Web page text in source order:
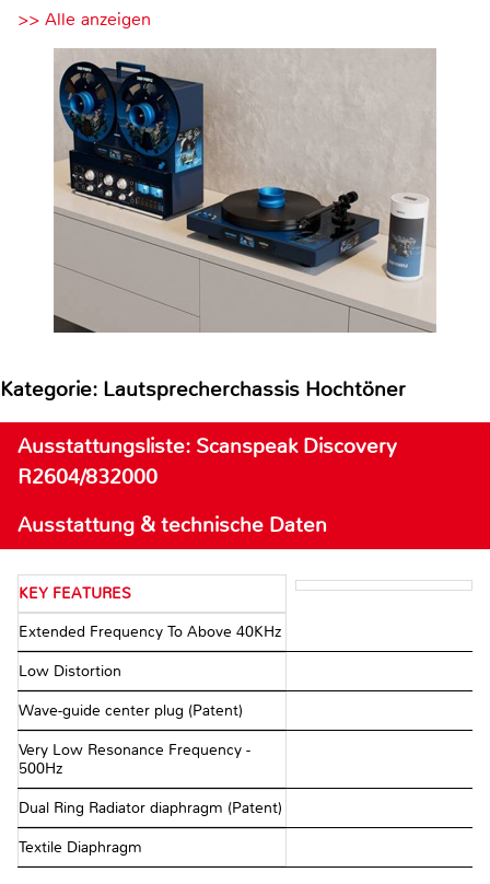
>> Alle anzeigen
Kategorie: Lautsprecherchassis Hochtöner
Ausstattungsliste: Scanspeak Discovery
R2604/832000
Ausstattung & technische Daten
KEY FEATURES
Extended Frequency To Above 40KHz
Low Distortion
Wave-guide center plug (Patent)
Very Low Resonance Frequency -
500Hz
Dual Ring Radiator diaphragm (Patent)
Textile Diaphragm